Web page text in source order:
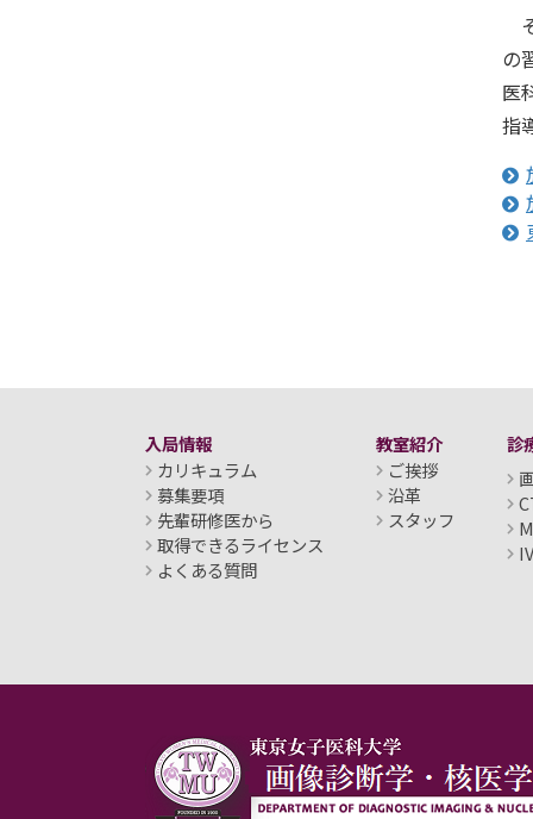
の
医
指
入局情報
カリキュラム
募集要項
先輩研修医から
取得できるライセンス
よくある質問
教室紹介
ご挨拶
沿革
スタッフ
診